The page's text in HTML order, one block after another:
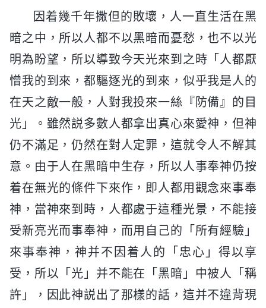
因着幾千年撒但的敗壞，人一直生活在黑
暗之中，所以人都不以黑暗而憂愁，也不以光
明為盼望，所以導致今天光來到之時「人都厭
憎我的到來，都驅逐光的到來，似乎我是人的
在天之敵一般，人對我投來一絲『防備』的目
光」。雖然説多數人都拿出真心來愛神，但神
仍不滿足，仍然在對人定罪，這就令人不解其
意。由于人在黑暗中生存，所以人事奉神仍按
着在無光的條件下來作，即人都用觀念來事奉
神，當神來到時，人都處于這種光景，不能接
受新亮光而事奉神，而用自己的「所有經驗」
來事奉神，神并不因着人的「忠心」得以享
受，所以「光」并不能在「黑暗」中被人「稱
許」，因此神説出了那樣的話，這并不違背現